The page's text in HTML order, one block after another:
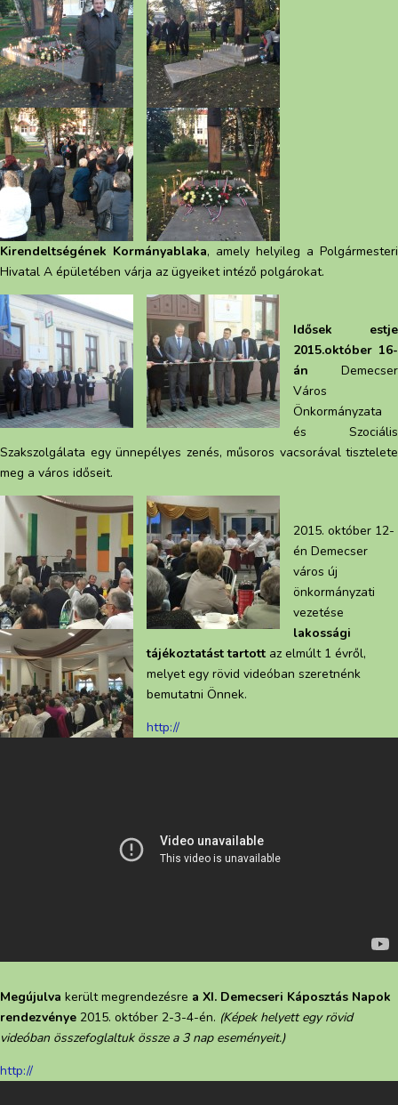
Kirendeltségének Kormányablaka, amely helyileg a Polgármesteri
Hivatal A épületében várja az ügyeiket intéző polgárokat.
Idősek estje
2015.október 16-
án Demecser
Város
Önkormányzata
és Szociális
Szakszolgálata egy ünnepélyes zenés, műsoros vacsorával tisztelete
meg a város időseit.
2015. október 12-
én Demecser
város új
önkormányzati
vezetése
lakossági
tájékoztatást tartott az elmúlt 1 évről,
melyet egy rövid videóban szeretnénk
bemutatni Önnek.
http://
Megújulva került megrendezésre a XI. Demecseri Káposztás Napok
rendezvénye 2015. október 2-3-4-én. (Képek helyett egy rövid
videóban összefoglaltuk össze a 3 nap eseményeit.)
http://